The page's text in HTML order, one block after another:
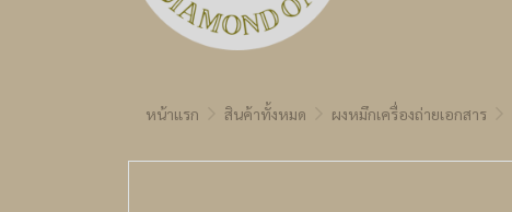
หน้าแรก สินค้าทั้งหมด ผงหมึกเครื่องถ่ายเอกสาร